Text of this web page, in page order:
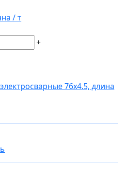
/ т
+
76х4.5, длина